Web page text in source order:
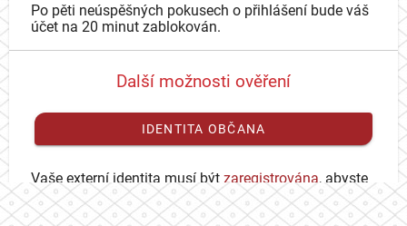
Po pěti neúspěšných pokusech o přihlášení bude váš
účet na 20 minut zablokován.
Další možnosti ověření
IDENTITA OBČANA
Vaše externí identita musí být zaregistrována, abyste
se mohli přihlásit ke svému CAS účtu.